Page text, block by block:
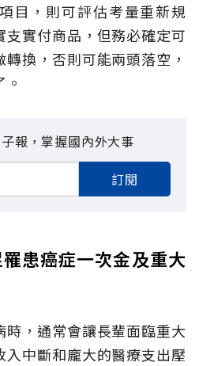
目，則可評估考量重新規
實付商品，但務必確定可
換，否則可能兩頭落空，
報，掌握國內外大事
訂閱
患癌症一次金及重大
，通常會讓長輩面臨重大
中斷和龐大的醫療支出壓